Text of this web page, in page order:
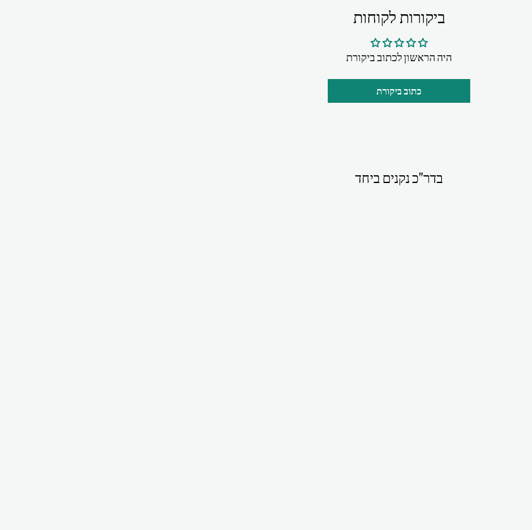
ביקורות לקוחות
היה הראשון לכתוב ביקורת
כתוב ביקורת
בדר"כ נקנים ביחד